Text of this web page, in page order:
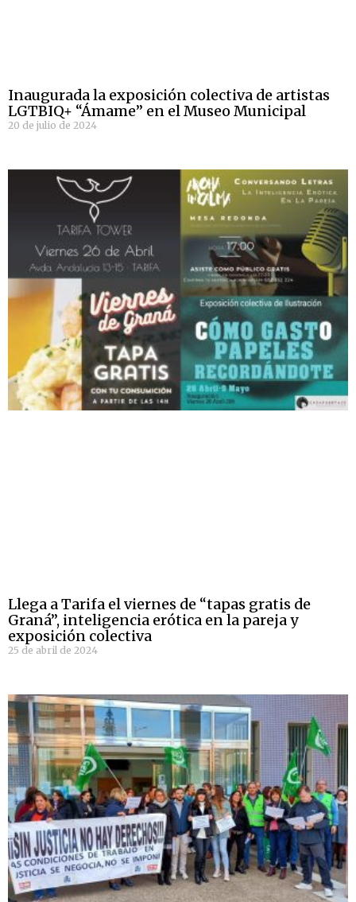
Inaugurada la exposición colectiva de artistas
LGTBIQ+ “Ámame” en el Museo Municipal
20 de julio de 2024
Llega a Tarifa el viernes de “tapas gratis de
Graná”, inteligencia erótica en la pareja y
exposición colectiva
25 de abril de 2024